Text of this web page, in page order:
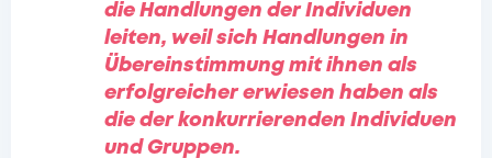
die Handlungen der Individuen
leiten, weil sich Handlungen in
Übereinstimmung mit ihnen als
erfolgreicher erwiesen haben als
die der konkurrierenden Individuen
und Gruppen.